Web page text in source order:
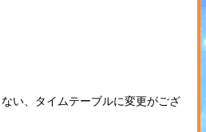
い、タイムテーブルに変更がござ